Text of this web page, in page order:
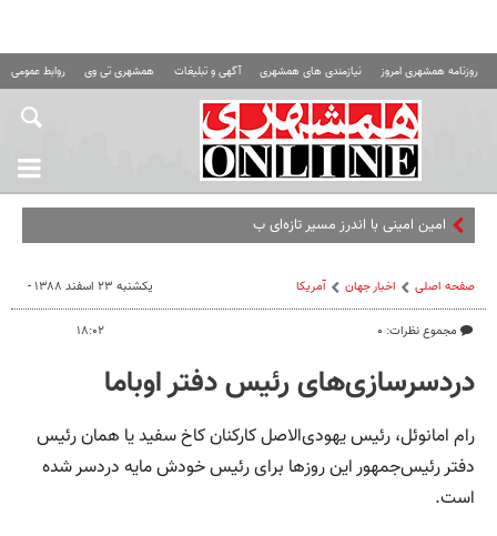
روزنامه همشهری امروز نیازمندی های همشهری آگهی و تبلیغات همشهری تی وی روابط عمومی
امین امینی با اندرز مسیر تازه‌ای برای آموزش
صفحه اصلی اخبار جهان آمریکا
مجموع نظرات: ۰
یکشنبه ۲۳ اسفند ۱۳۸۸ -
۱۸:۰۲
دردسرسازی‌های رئیس دفتر اوباما
رام امانوئل، رئیس یهودی‌الاصل کارکنان کاخ سفید یا همان رئیس
دفتر رئیس‌جمهور این روزها برای رئیس خودش مایه دردسر شده
است.